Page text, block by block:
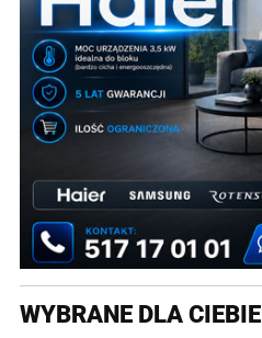
WYBRANE DLA CIEBIE